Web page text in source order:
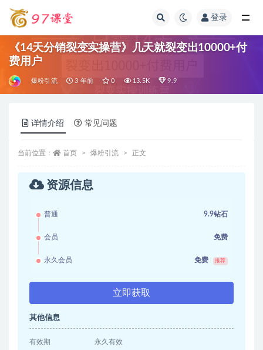
登录
《14天分销裂变实操营》几天就裂变出10000+付
费用户
爆粉引流 3 年前 0 13.5K 9.9
详情介绍 常见问题
当前位置： 首页 爆粉引流 正文
资源信息
普通 9.9钻石
会员 免费
永久会员 免费 推荐
立即获取
其他信息
有效期 永久有效